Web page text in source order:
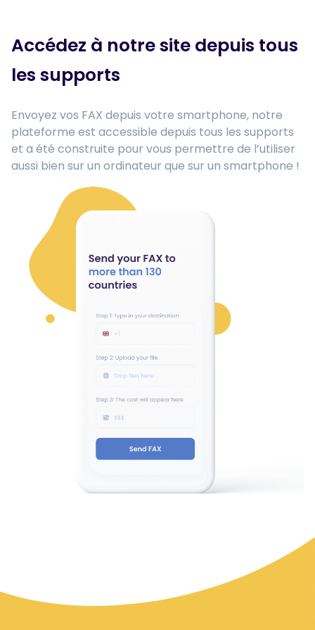
Accédez à notre site depuis tous
les supports
Envoyez vos FAX depuis votre smartphone, notre
plateforme est accessible depuis tous les supports
et a été construite pour vous permettre de l’utiliser
aussi bien sur un ordinateur que sur un smartphone !